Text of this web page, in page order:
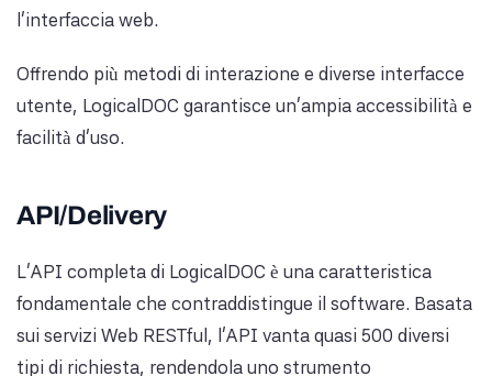
l'interfaccia web.
Offrendo più metodi di interazione e diverse interfacce
utente, LogicalDOC garantisce un'ampia accessibilità e
facilità d'uso.
API/Delivery
L'API completa di LogicalDOC è una caratteristica
fondamentale che contraddistingue il software. Basata
sui servizi Web RESTful, l'API vanta quasi 500 diversi
tipi di richiesta, rendendola uno strumento